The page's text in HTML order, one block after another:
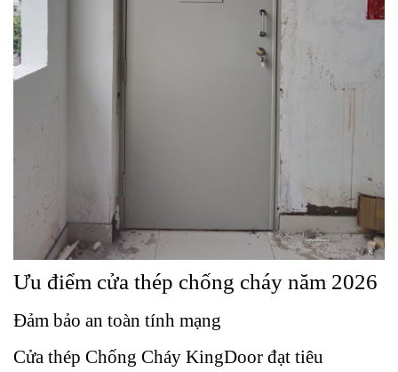
Ưu điểm cửa thép chống cháy năm 2026
Đảm bảo an toàn tính mạng
Cửa thép Chống Cháy KingDoor đạt tiêu